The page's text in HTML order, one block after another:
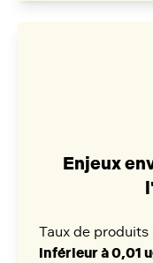
Enjeux
Taux de
inférieur à 0,01